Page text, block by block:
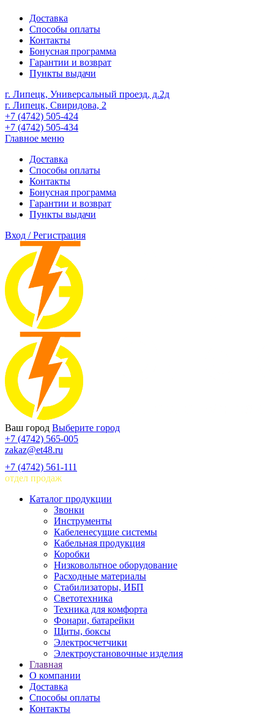
Доставка
Способы оплаты
Контакты
Бонусная программа
Гарантии и возврат
Пункты выдачи
г. Липецк, Универсальный проезд, д.2д
г. Липецк, Свиридова, 2
+7 (4742) 505-424
+7 (4742) 505-434
Главное меню
Доставка
Способы оплаты
Контакты
Бонусная программа
Гарантии и возврат
Пункты выдачи
Вход / Регистрация
Ваш город Выберите город
+7 (4742) 565-005
zakaz@et48.ru
+7 (4742) 561-111
отдел продаж
Каталог продукции
Звонки
Инструменты
Кабеленесущие системы
Кабельная продукция
Коробки
Низковольтное оборудование
Расходные материалы
Стабилизаторы, ИБП
Светотехника
Техника для комфорта
Фонари, батарейки
Щиты, боксы
Электросчетчики
Электроустановочные изделия
Главная
О компании
Доставка
Способы оплаты
Контакты